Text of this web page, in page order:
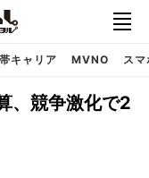
キャリア MVNO ス
、競争激化で2